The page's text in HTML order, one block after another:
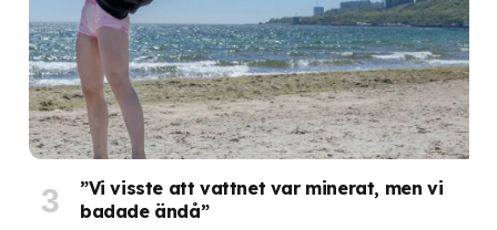
”Vi visste att vattnet var minerat, men vi
badade ändå”